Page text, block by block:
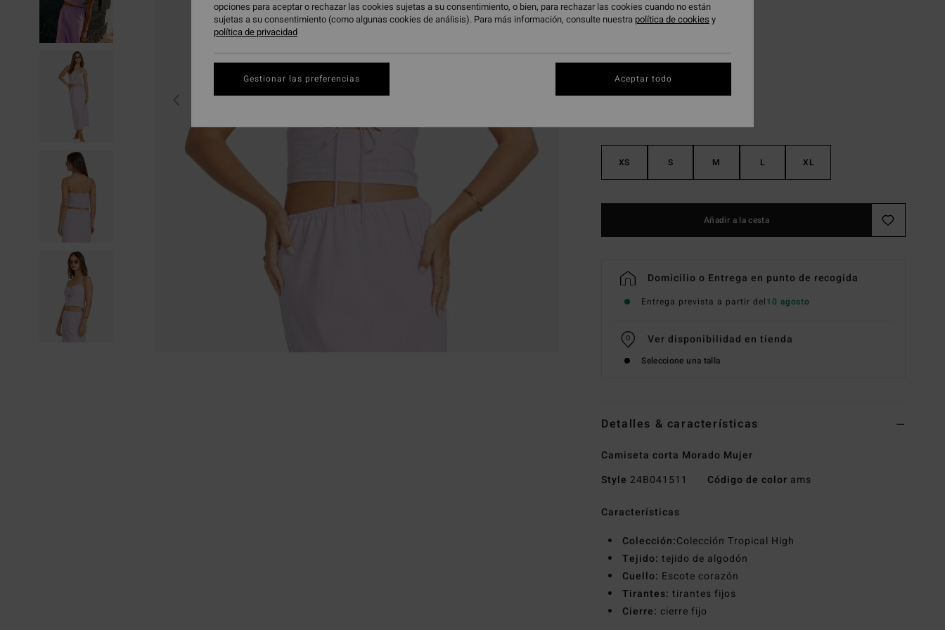
DOBLE PROMO -25%
XS S M L XL
Añadir a la cesta
Domicilio o Entrega en punto de recogida
Entrega prevista a partir del10 agosto
Ver disponibilidad en tienda
Seleccione una talla
Detalles & características
Camiseta corta Morado Mujer
Style 24B041511 Código de color ams
Características
Colección:Colección Tropical High
Tejido: tejido de algodón
Cuello: Escote corazón
Tirantes: tirantes fijos
Cierre: cierre fijo
opciones para aceptar o rechazar las cookies sujetas a su consentimiento, o bien, para rechazar las cookies cuando no están
sujetas a su consentimiento (como algunas cookies de análisis). Para más información, consulte nuestra política de cookies y
política de privacidad
Gestionar las preferencias Aceptar todo